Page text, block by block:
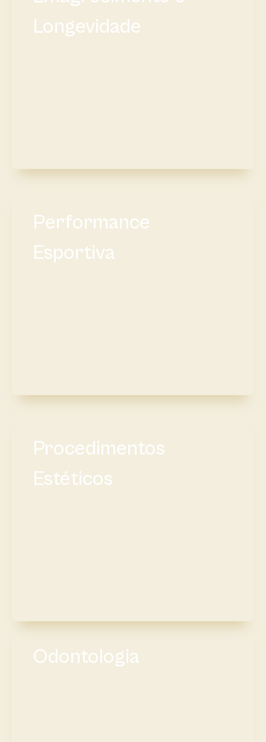
Longevidade
Performance
Esportiva
Procedimentos
Estéticos
Odontologia